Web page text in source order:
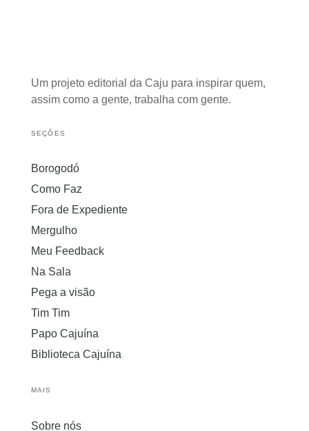
Um projeto editorial da Caju para inspirar quem,
assim como a gente, trabalha com gente.
SEÇÕES
Borogodó
Como Faz
Fora de Expediente
Mergulho
Meu Feedback
Na Sala
Pega a visão
Tim Tim
Papo Cajuína
Biblioteca Cajuína
MAIS
Sobre nós